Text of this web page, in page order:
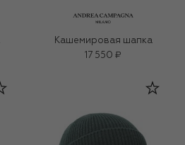
Кашемировая шапка
17 550 ₽